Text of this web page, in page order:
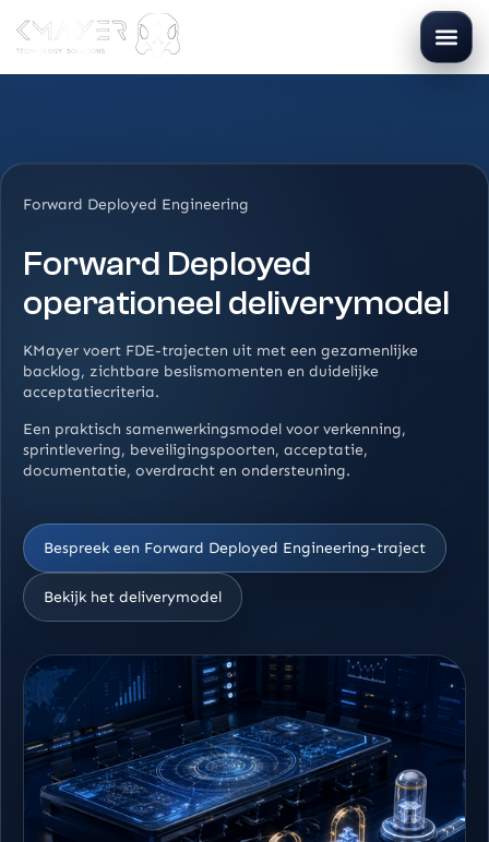
Forward Deployed Engineering
Forward Deployed
operationeel deliverymodel
KMayer voert FDE-trajecten uit met een gezamenlijke
backlog, zichtbare beslismomenten en duidelijke
acceptatiecriteria.
Een praktisch samenwerkingsmodel voor verkenning,
sprintlevering, beveiligingspoorten, acceptatie,
documentatie, overdracht en ondersteuning.
Bespreek een Forward Deployed Engineering-traject
Bekijk het deliverymodel